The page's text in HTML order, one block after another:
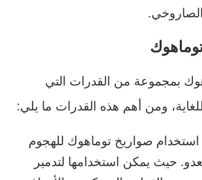
بمجموعة من القدرات التي
للغاية، ومن أهم هذه القدرات ما يلي:
صواريخ توماهوك للهجوم
حيث يمكن استخدامها لتدمير